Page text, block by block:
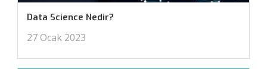
Data Science Nedir?
27 Ocak 2023